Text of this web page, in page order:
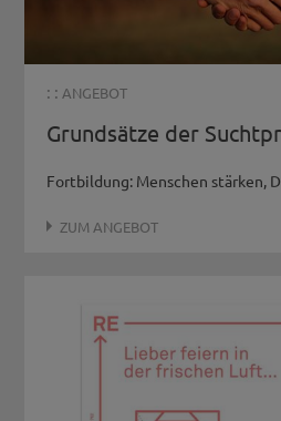
: : ANGEBOT
Grundsätze der
Fortbildung: Menschen stärken,
ZUM ANGEBOT